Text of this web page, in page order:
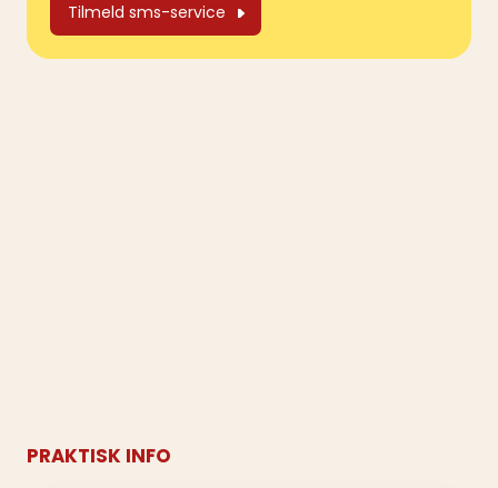
Tilmeld sms-service
PRAKTISK INFO